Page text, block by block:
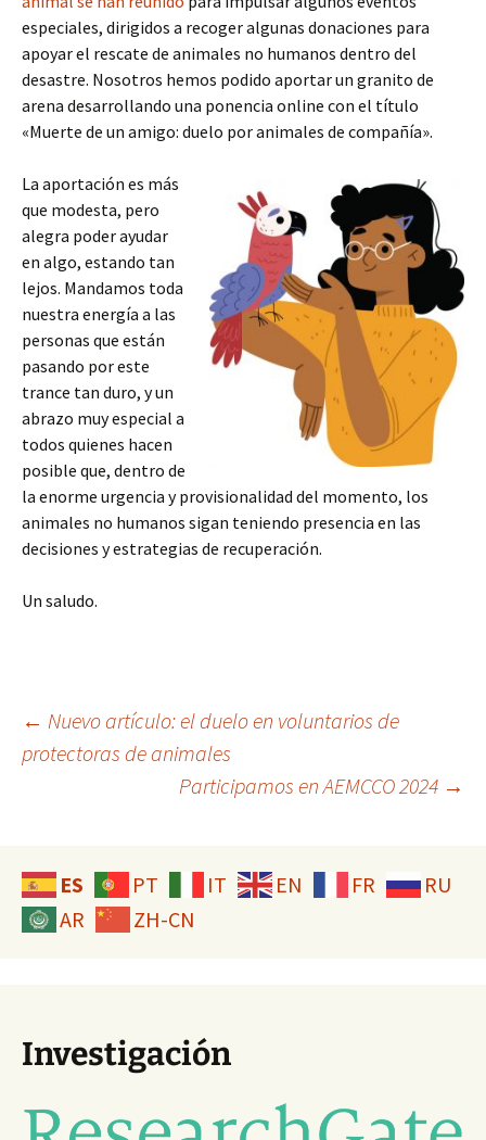
especiales, dirigidos a recoger algunas donaciones para
apoyar el rescate de animales no humanos dentro del
desastre. Nosotros hemos podido aportar un granito de
arena desarrollando una ponencia online con el título
«Muerte de un amigo: duelo por animales de compañía».
La aportación es más
que modesta, pero
alegra poder ayudar
en algo, estando tan
lejos. Mandamos toda
nuestra energía a las
personas que están
pasando por este
trance tan duro, y un
abrazo muy especial a
todos quienes hacen
posible que, dentro de
la enorme urgencia y provisionalidad del momento, los
animales no humanos sigan teniendo presencia en las
decisiones y estrategias de recuperación.
Un saludo.
Navegación
entradas
← Nuevo artículo: el duelo en voluntarios de
protectoras de animales
Participamos en AEMCCO 2024 →
ES PT IT EN FR
RU
AR
ZH-CN
Investigación